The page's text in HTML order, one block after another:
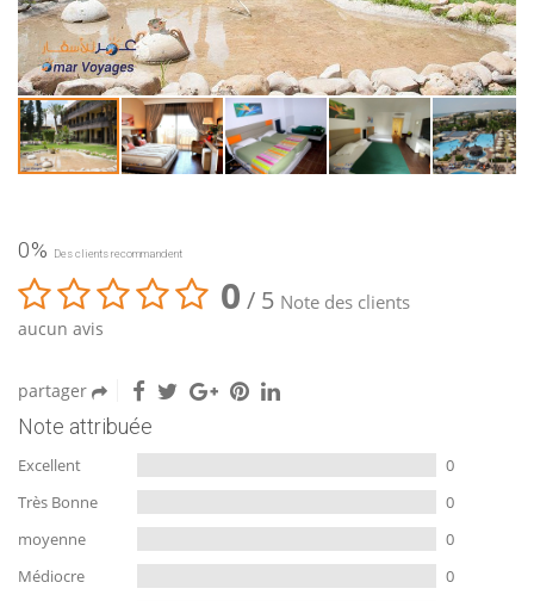
0% Des clients recommandent
0 / 5 Note des clients
aucun avis
partager
Note attribuée
Excellent
0
Très Bonne
0
moyenne
0
Médiocre
0